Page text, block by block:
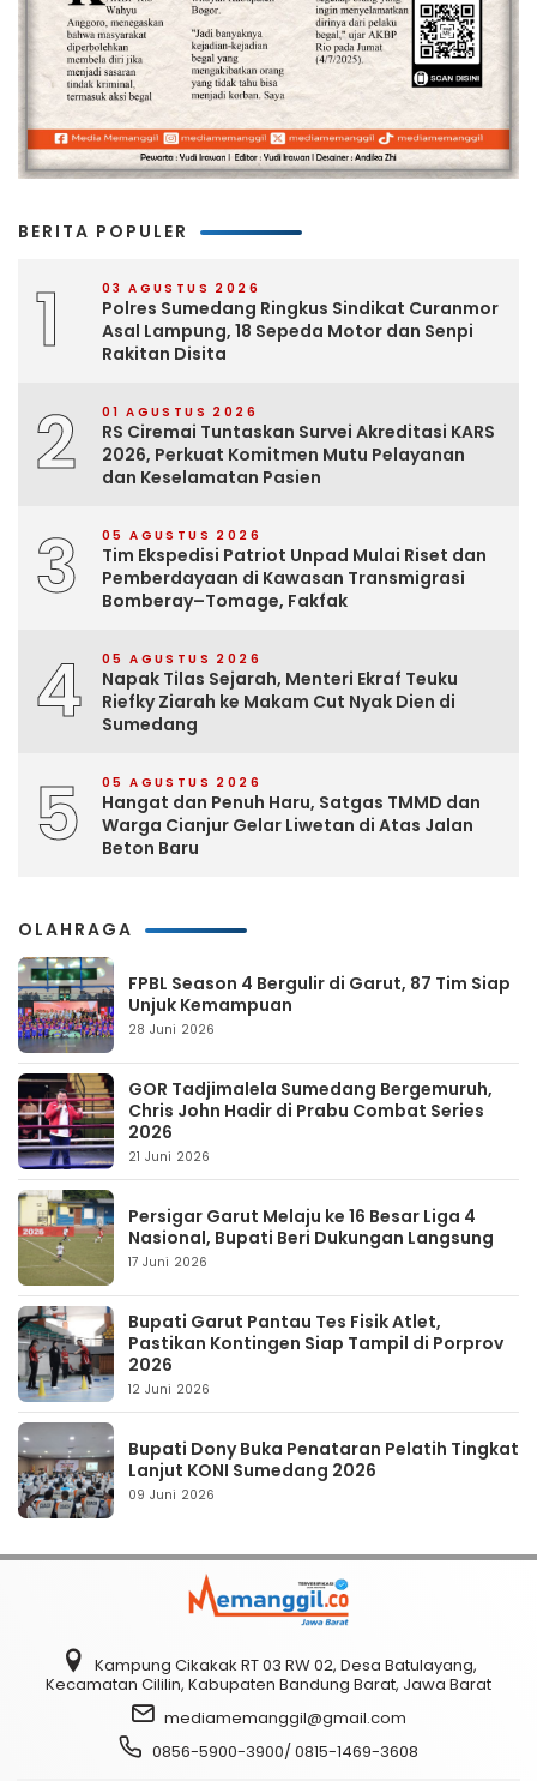
BERITA POPULER
1 03 AGUSTUS 2026
Polres Sumedang Ringkus Sindikat Curanmor
Asal Lampung, 18 Sepeda Motor dan Senpi
Rakitan Disita
2 01 AGUSTUS 2026
RS Ciremai Tuntaskan Survei Akreditasi KARS
2026, Perkuat Komitmen Mutu Pelayanan
dan Keselamatan Pasien
3 05 AGUSTUS 2026
Tim Ekspedisi Patriot Unpad Mulai Riset dan
Pemberdayaan di Kawasan Transmigrasi
Bomberay–Tomage, Fakfak
4 05 AGUSTUS 2026
Napak Tilas Sejarah, Menteri Ekraf Teuku
Riefky Ziarah ke Makam Cut Nyak Dien di
Sumedang
5 05 AGUSTUS 2026
Hangat dan Penuh Haru, Satgas TMMD dan
Warga Cianjur Gelar Liwetan di Atas Jalan
Beton Baru
OLAHRAGA
FPBL Season 4 Bergulir di Garut, 87 Tim Siap
Unjuk Kemampuan
28 Juni 2026
GOR Tadjimalela Sumedang Bergemuruh,
Chris John Hadir di Prabu Combat Series
2026
21 Juni 2026
Persigar Garut Melaju ke 16 Besar Liga 4
Nasional, Bupati Beri Dukungan Langsung
17 Juni 2026
Bupati Garut Pantau Tes Fisik Atlet,
Pastikan Kontingen Siap Tampil di Porprov
2026
12 Juni 2026
Bupati Dony Buka Penataran Pelatih Tingkat
Lanjut KONI Sumedang 2026
09 Juni 2026
Kampung Cikakak RT 03 RW 02, Desa Batulayang,
Kecamatan Cililin, Kabupaten Bandung Barat, Jawa Barat
mediamemanggil@gmail.com
0856-5900-3900/ 0815-1469-3608